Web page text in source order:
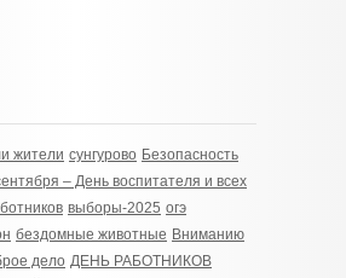
жители сунгурово Безопасность
– День воспитателя и всех
выборы-2025 огэ
бездомные животные Вниманию
дело ДЕНЬ РАБОТНИКОВ